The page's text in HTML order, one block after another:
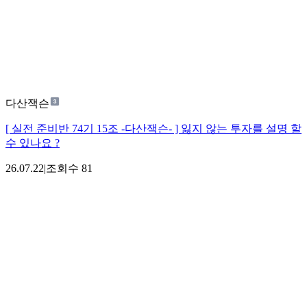
다산잭슨
[ 실전 준비반 74기 15조 -다산잭슨- ] 잃지 않는 투자를 설명 할
수 있나요 ?
26.07.22|조회수 81